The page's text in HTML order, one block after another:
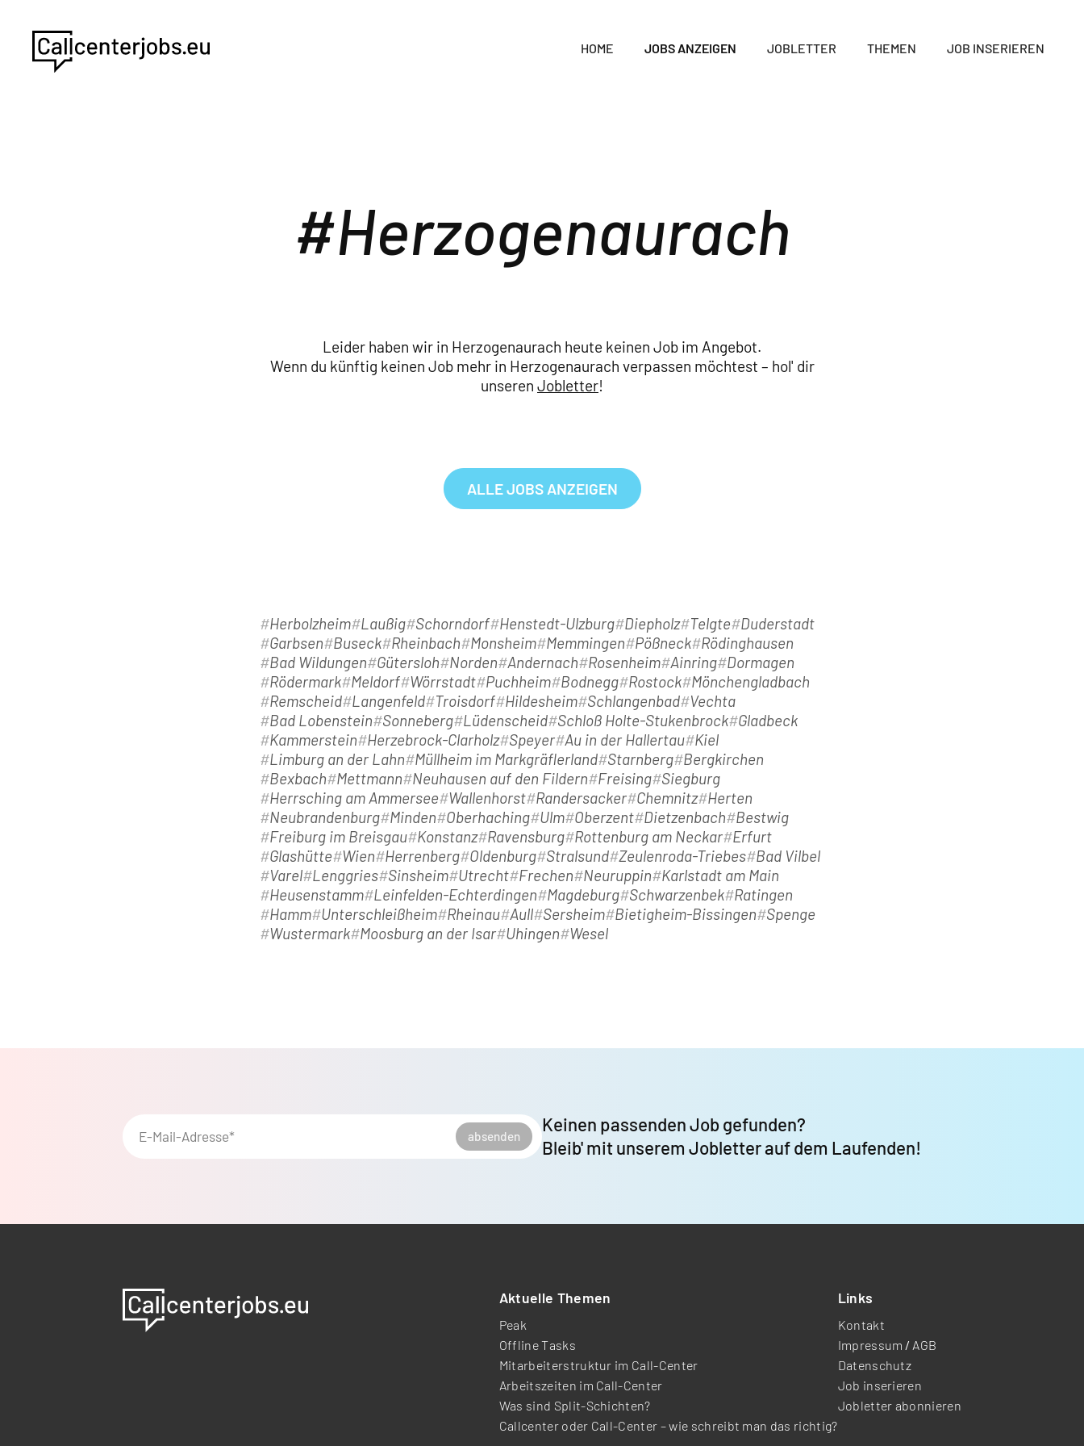
HOME JOBS ANZEIGEN JOBLETTER THEMEN JOB INSERIEREN
Herzogenaurach
Leider haben wir in Herzogenaurach heute keinen Job im Angebot.
Wenn du künftig keinen Job mehr in Herzogenaurach verpassen möchtest – hol' dir
unseren Jobletter!
ALLE JOBS ANZEIGEN
Herbolzheim Laußig Schorndorf Henstedt-Ulzburg Diepholz Telgte
Duderstadt
Garbsen
Buseck Rheinbach Monsheim Memmingen Pößneck Rödinghausen
Bad Wildungen
Gütersloh Norden Andernach Rosenheim Ainring Dormagen
Rödermark Meldorf Wörrstadt Puchheim Bodnegg Rostock Mönchengladbach
Remscheid Langenfeld Troisdorf Hildesheim Schlangenbad
Vechta
Bad Lobenstein
Sonneberg Lüdenscheid Schloß Holte-Stukenbrock Gladbeck
Kammerstein
Herzebrock-Clarholz Speyer Au in der Hallertau Kiel
Limburg an der Lahn
Müllheim im Markgräflerland Starnberg Bergkirchen
Bexbach
Mettmann Neuhausen auf den Fildern Freising Siegburg
Herrsching am Ammersee
Wallenhorst Randersacker Chemnitz Herten
Neubrandenburg Minden Oberhaching Ulm Oberzent Dietzenbach
Bestwig
Freiburg im Breisgau Konstanz Ravensburg Rottenburg am Neckar Erfurt
Glashütte
Wien Herrenberg Oldenburg Stralsund Zeulenroda-Triebes Bad Vilbel
Varel Lenggries Sinsheim Utrecht Frechen Neuruppin
Karlstadt am Main
Heusenstamm Leinfelden-Echterdingen Magdeburg Schwarzenbek Ratingen
Hamm Unterschleißheim Rheinau Aull Sersheim Bietigheim-Bissingen
Spenge
Wustermark Moosburg an der Isar Uhingen Wesel
E-Mail-Adresse* absenden
Keinen passenden Job gefunden?
Bleib' mit unserem Jobletter auf dem Laufenden!
Aktuelle Themen
Peak
Offline Tasks
Mitarbeiterstruktur im Call-Center
Arbeitszeiten im Call-Center
Was sind Split-Schichten?
Callcenter oder Call-Center – wie schreibt man das richtig?
Links
Kontakt
Impressum / AGB
Datenschutz
Job inserieren
Jobletter abonnieren